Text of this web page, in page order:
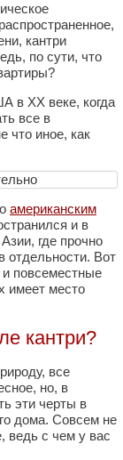
кантри
по сути, что
в XX веке, когда
все в
что иное, как
американским
и в
где прочно
отдельности. Вот
и повсеместные
имеет место
кантри?
все
но, в
эти черты в
дома. Совсем не
ведь с чем у вас